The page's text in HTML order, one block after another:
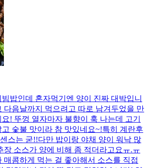
밥인데 혼자먹기엔 양이 진짜 대박입니
다음날까지 먹으려고 따로 남겨두었을 만
! 뚜껑 열자마자 불향이 훅 나는데 고기
숯불 맛이라 참 맛있네요~!특히 계란후
스는 굳!! ​다만 밥이랑 야채 양이 워낙 많
장 소스가 양에 비해 좀 적더라고요ㅠ.ㅠ
매콤하게 먹는 걸 좋아해서 소스를 직접